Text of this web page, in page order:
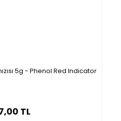
5g - Phenol Red Indicator
TL